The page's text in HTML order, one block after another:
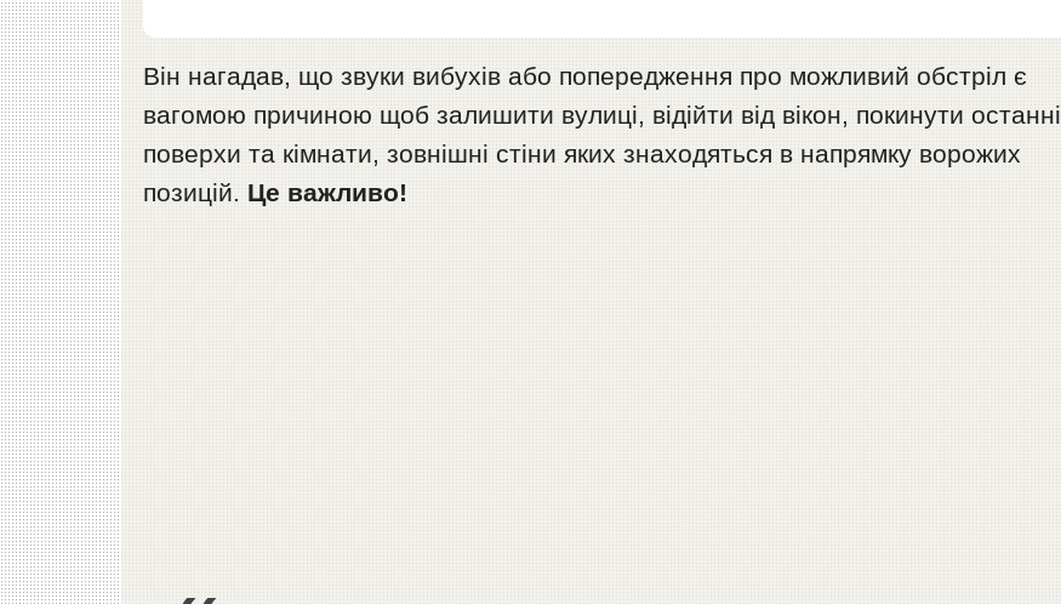
Він нагадав, що звуки вибухів або попередження про можливий обстріл є
вагомою причиною щоб залишити вулиці, відійти від вікон, покинути останні
поверхи та кімнати, зовнішні стіни яких знаходяться в напрямку ворожих
позицій. Це важливо!